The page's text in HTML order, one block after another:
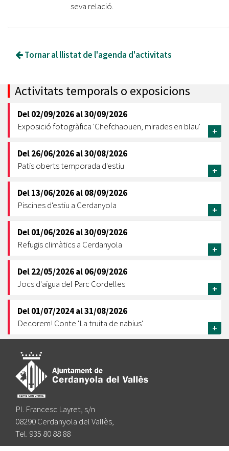
seva relació.
Tornar al llistat de l'agenda d'activitats
Activitats temporals o exposicions
Del02/09/2026al30/09/2026
Exposició fotogràfica 'Chefchaouen, mirades en blau'
+
Del26/06/2026al30/08/2026
Patis oberts temporada d'estiu
+
Del13/06/2026al08/09/2026
Piscines d'estiu a Cerdanyola
+
Del01/06/2026al30/09/2026
Refugis climàtics a Cerdanyola
+
Del22/05/2026al06/09/2026
Jocs d'aigua del Parc Cordelles
+
Del01/07/2024al31/08/2026
Decorem! Conte 'La truita de nabius'
+
Pl. Francesc Layret, s/n
08290 Cerdanyola del Vallès,
Tel. 935 80 88 88